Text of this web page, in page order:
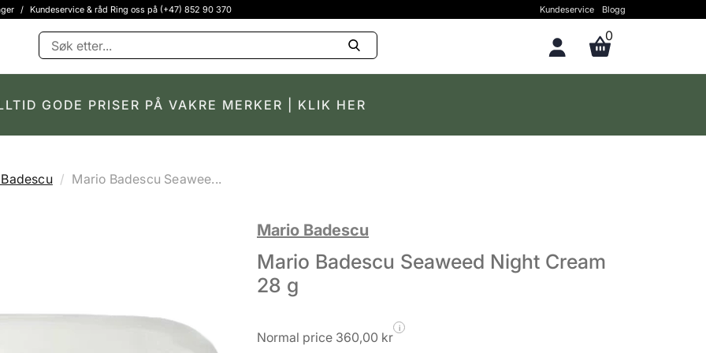
/ Kundeservice & råd Ring oss på (+47) 852 90 370 Kundeservice Blogg
0
GODE PRISER PÅ VAKRE MERKER | KLIK HER
Mario Badescu Seawee...
Mario Badescu
Mario Badescu Seaweed Night Cream
28 g
Normal price 360,00 kr
i